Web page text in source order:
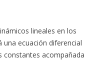
lineales en los
ecuación diferencial
constantes acompañada